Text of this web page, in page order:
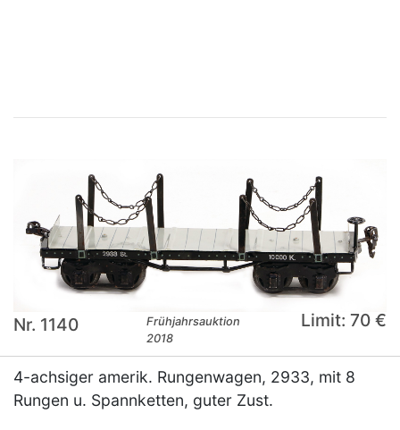
Nr. 1140
Frühjahrsauktion
2018
Limit: 70 €
4-achsiger amerik. Rungenwagen, 2933, mit 8
Rungen u. Spannketten, guter Zust.